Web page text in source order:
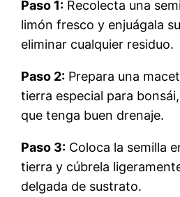
Paso 1: Recolecta una
limón fresco y enjuágala
eliminar cualquier residuo.
Paso 2: Prepara una
tierra especial para
que tenga buen drenaje.
Paso 3: Coloca la semilla
tierra y cúbrela
delgada de sustrato.